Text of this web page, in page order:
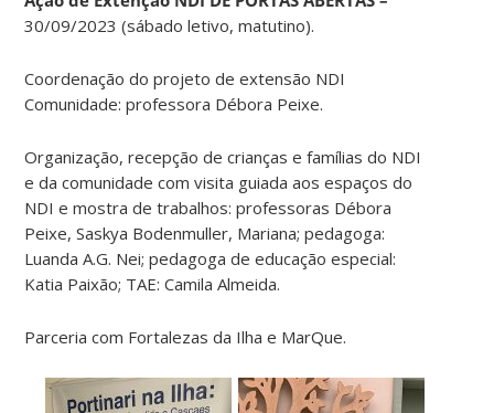
30/09/2023 (sábado letivo, matutino).
Coordenação do projeto de extensão NDI
Comunidade: professora Débora Peixe.
Organização, recepção de crianças e famílias do NDI
e da comunidade com visita guiada aos espaços do
NDI e mostra de trabalhos: professoras Débora
Peixe, Saskya Bodenmuller, Mariana; pedagoga:
Luanda A.G. Nei; pedagoga de educação especial:
Katia Paixão; TAE: Camila Almeida.
Parceria com Fortalezas da Ilha e MarQue.